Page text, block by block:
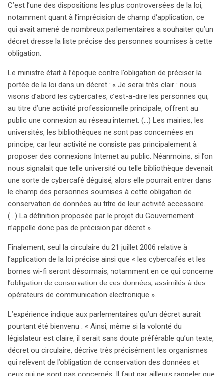
C’est l’une des dispositions les plus controversées de la loi,
notamment quant à l’imprécision de champ d‘application, ce
qui avait amené de nombreux parlementaires a souhaiter qu’un
décret dresse la liste précise des personnes soumises à cette
obligation.
Le ministre était à l’époque contre l’obligation de préciser la
portée de la loi dans un décret : « Je serai très clair : nous
visons d’abord les cybercafés, c’est-à-dire les personnes qui,
au titre d’une activité professionnelle principale, offrent au
public une connexion au réseau internet. (…) Les mairies, les
universités, les bibliothèques ne sont pas concernées en
principe, car leur activité ne consiste pas principalement à
proposer des connexions Internet au public. Néanmoins, si l’on
nous signalait que telle université ou telle bibliothèque devenait
une sorte de cybercafé déguisé, alors elle pourrait entrer dans
le champ des personnes soumises à cette obligation de
conservation de données au titre de leur activité accessoire.
(…) La définition proposée par le projet du Gouvernement
n’appelle donc pas de précision par décret ».
Finalement, seul la circulaire du 21 juillet 2006 relative à
l’application de la loi précise ainsi que « les cybercafés et les
bornes wi-fi seront désormais, notamment en ce qui concerne
l’obligation de conservation de ces données, assimilés à des
opérateurs de communication électronique ».
L’expérience indique aux parlementaires qu’un décret aurait
pourtant été bienvenu : « Ainsi, même si la volonté du
législateur est claire, il serait sans doute préférable qu’un texte,
décret ou circulaire, décrive très précisément les organismes
qui relèvent de l’obligation de conservation des données et
ceux qui ne sont pas concernés. Il faut par ailleurs rappeler que